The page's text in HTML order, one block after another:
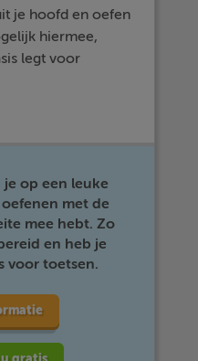
je hoofd en oefen
hiermee,
legt voor
op een leuke
met de
mee hebt. Zo
en heb je
voor toetsen.